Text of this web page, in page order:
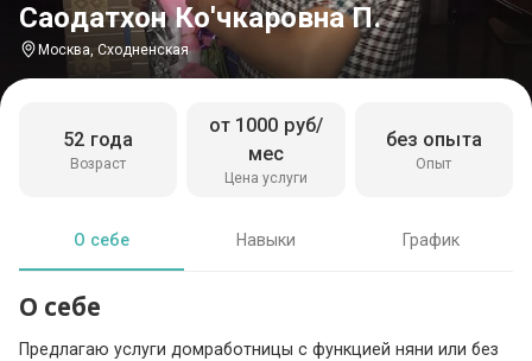
Саодатхон Ко'чкаровна П.
Москва, Сходненская
Возраст
52 года
Цена услуги
от 1000 руб/
мес
Опыт
без опыта
О себе Навыки График
О себе
Предлагаю услуги домработницы с функцией няни или без